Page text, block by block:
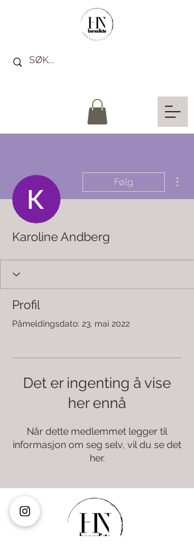
Følg
Karoline Andberg
Profil
Påmeldingsdato: 23. mai 2022
Det er ingenting å vise
her ennå
Når dette medlemmet legger til
informasjon om seg selv, vil du se det
her.